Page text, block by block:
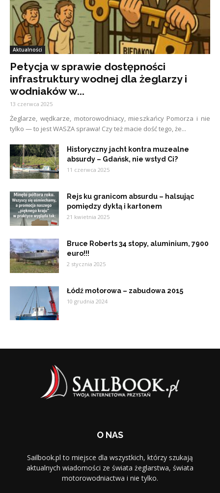
Aktualności
Petycja w sprawie dostępności
infrastruktury wodnej dla żeglarzy i
wodniaków w...
13 czerwca 2025
Żeglarze, wędkarze, motorowodniacy, mieszkańcy Pomorza i nie
tylko — to jest WASZA sprawa! Czy też macie dość tego, że...
Historyczny jacht kontra muzealne
absurdy – Gdańsk, nie wstyd Ci?
11 czerwca 2025
Rejs ku granicom absurdu – halsując
pomiędzy dyktą i kartonem
21 kwietnia 2025
Bruce Roberts 34 stopy, aluminium, 7900
euro!!!
2 stycznia 2025
Łódź motorowa – zabudowa 2015
10 grudnia 2024
O NAS
Sailbook.pl to miejsce dla wszystkich, którzy szukają
aktualnych wiadomości ze świata żeglarstwa, świata
motorowodniactwa i nie tylko.